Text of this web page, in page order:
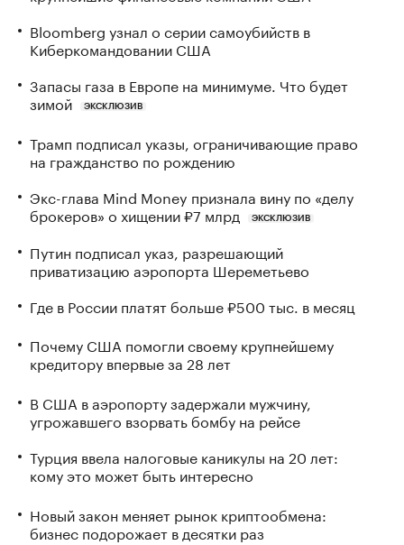
Bloomberg узнал о серии самоубийств в
Киберкомандовании США
Запасы газа в Европе на минимуме. Что будет
зимой
ЭКСКЛЮЗИВ
Трамп подписал указы, ограничивающие право
на гражданство по рождению
Экс-глава Mind Money признала вину по «делу
брокеров» о хищении ₽7 млрд
ЭКСКЛЮЗИВ
Путин подписал указ, разрешающий
приватизацию аэропорта Шереметьево
Где в России платят больше ₽500 тыс. в месяц
Почему США помогли своему крупнейшему
кредитору впервые за 28 лет
В США в аэропорту задержали мужчину,
угрожавшего взорвать бомбу на рейсе
Турция ввела налоговые каникулы на 20 лет:
кому это может быть интересно
Новый закон меняет рынок криптообмена:
бизнес подорожает в десятки раз